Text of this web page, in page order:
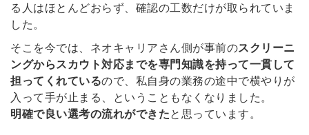
る人はほとんどおらず、確認の工数だけが取られていま
した。
そこを今では、ネオキャリアさん側が事前のスクリーニ
ングからスカウト対応までを専門知識を持って一貫して
担ってくれているので、私自身の業務の途中で横やりが
入って手が止まる、ということもなくなりました。
明確で良い選考の流れができたと思っています。